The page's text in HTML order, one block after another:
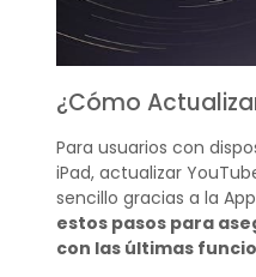
¿Cómo
Para usuarios con
iPad, actualizar
sencillo gracias a la
estos pasos para
con las últimas